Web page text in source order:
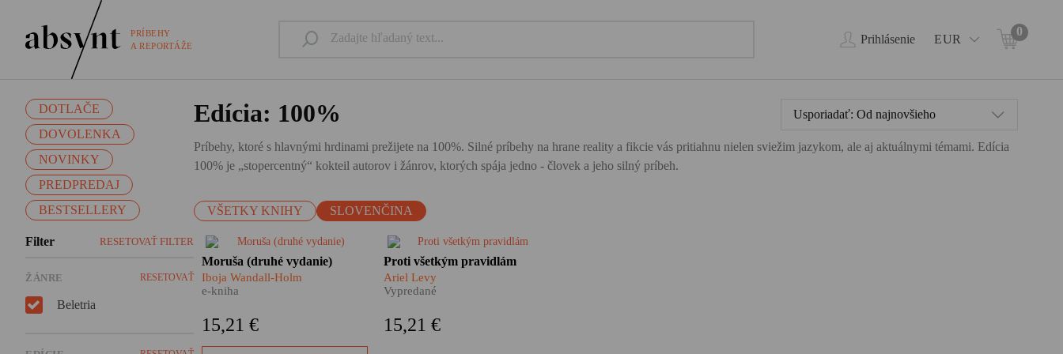
PRÍBEHY
A REPORTÁŽE
Prihlásenie EUR
0
DOTLAČE
DOVOLENKA
NOVINKY
PREDPREDAJ
BESTSELLERY
Filter RESETOVAŤ FILTER
ŽÁNRE RESETOVAŤ
Beletria
Edícia: 100%
Príbehy, ktoré s hlavnými hrdinami prežijete na 100%. Silné príbehy na hrane reality a fikcie vás pritiahnu nielen sviežim jazykom, ale aj aktuálnymi témami. Edícia
100% je „stopercentný“ kokteil autorov i žánrov, ktorých spája jedno - človek a jeho silný príbeh.
VŠETKY KNIHY SLOVENČINA
Usporiadať: Od najnovšieho
​Moruša Iboje Wandall-Holm je
dôležitým kamienkom do
mozaiky dejín vojnového
len o tom, nie je len
Moruša (druhé vydanie)
Iboja Wandall-Holm
e-kniha
15,21 €
Ariel Levy vo svojom
autobiografickom románe
zachytáva nielen vlastný život,
ale aj našu komplikovanú
láske i obrovských stratách, o
Proti všetkým pravidlám
Ariel Levy
Vypredané
15,21 €